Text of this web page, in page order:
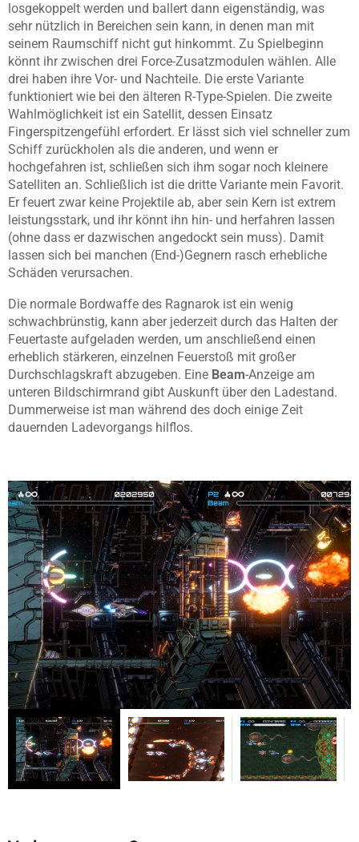
losgekoppelt werden und ballert dann eigenständig, was
sehr nützlich in Bereichen sein kann, in denen man mit
seinem Raumschiff nicht gut hinkommt. Zu Spielbeginn
könnt ihr zwischen drei Force-Zusatzmodulen wählen. Alle
drei haben ihre Vor- und Nachteile. Die erste Variante
funktioniert wie bei den älteren R-Type-Spielen. Die zweite
Wahlmöglichkeit ist ein Satellit, dessen Einsatz
Fingerspitzengefühl erfordert. Er lässt sich viel schneller zum
Schiff zurückholen als die anderen, und wenn er
hochgefahren ist, schließen sich ihm sogar noch kleinere
Satelliten an. Schließlich ist die dritte Variante mein Favorit.
Er feuert zwar keine Projektile ab, aber sein Kern ist extrem
leistungsstark, und ihr könnt ihn hin- und herfahren lassen
(ohne dass er dazwischen angedockt sein muss). Damit
lassen sich bei manchen (End-)Gegnern rasch erhebliche
Schäden verursachen.
Die normale Bordwaffe des Ragnarok ist ein wenig
schwachbrünstig, kann aber jederzeit durch das Halten der
Feuertaste aufgeladen werden, um anschließend einen
erheblich stärkeren, einzelnen Feuerstoß mit großer
Durchschlagskraft abzugeben. Eine Beam-Anzeige am
unteren Bildschirmrand gibt Auskunft über den Ladestand.
Dummerweise ist man während des doch einige Zeit
dauernden Ladevorgangs hilflos.